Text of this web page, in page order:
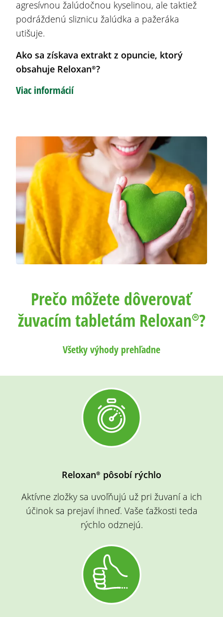
agresívnou žalúdočnou kyselinou, ale taktiež
podráždenú sliznicu žalúdka a pažeráka
utišuje.
Ako sa získava extrakt z opuncie, ktorý
obsahuje Reloxan®?
Viac informácií
Prečo môžete dôverovať
žuvacím tabletám Reloxan®?
Všetky výhody prehľadne
Reloxan® pôsobí rýchlo
Aktívne zložky sa uvoľňujú už pri žuvaní a ich
účinok sa prejaví ihneď. Vaše ťažkosti teda
rýchlo odznejú.